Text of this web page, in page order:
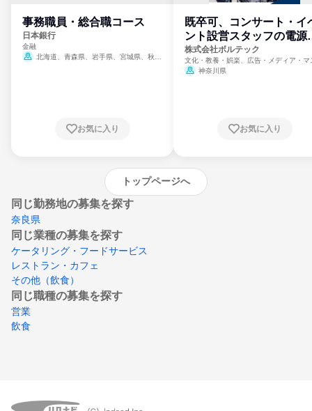
事務職員・総合職コース
日本銀行
金融
北海道、青森県、岩手県、宮城県、秋田
崎県、熊本県、大分県、宮崎県、鹿児島県、
お気に入り
既卒可、コンサート・イ
ント設営スタッフの電源
門
株式会社ボルテック
文化・教養・娯楽、広告・メディア・マ
ミ、電力・ガス・水道・エネルギー
神奈川県
お気に入り
トップページへ
同じ勤務地の募集を探す
奈良県
同じ業種の募集を探す
ケータリング・フードサービス
レストラン・カフェ
その他（飲食）
同じ職種の募集を探す
営業
飲食